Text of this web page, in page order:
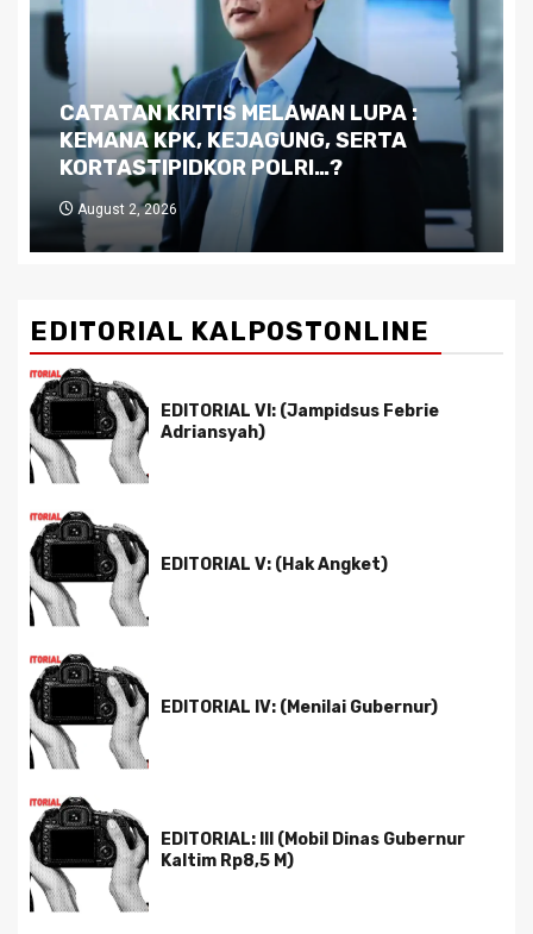
Dilema Kaltim di Tengah Krisis:
Kutukan Sumber Daya Alam dan
Pemimpin yang Tak Kreatif
July 29, 2026
EDITORIAL KALPOSTONLINE
EDITORIAL VI: (Jampidsus Febrie
Adriansyah)
EDITORIAL V: (Hak Angket)
EDITORIAL IV: (Menilai Gubernur)
EDITORIAL: III (Mobil Dinas Gubernur
Kaltim Rp8,5 M)